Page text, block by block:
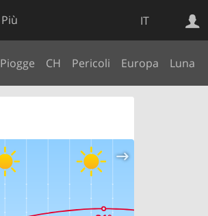
IT
Più
Piogge CH Pericoli Europa Luna
Ricerca Web